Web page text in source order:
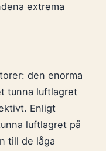
extrema
den enorma
tunna luftlagret
Enligt
luftlagret på
till de låga